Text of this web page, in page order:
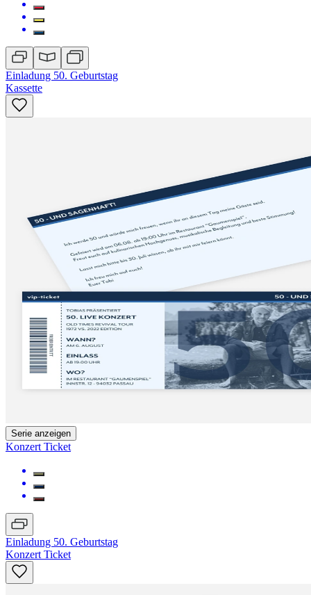
Einladung 50. Geburtstag
Kassette
Serie anzeigen
Konzert Ticket
Einladung 50. Geburtstag
Konzert Ticket